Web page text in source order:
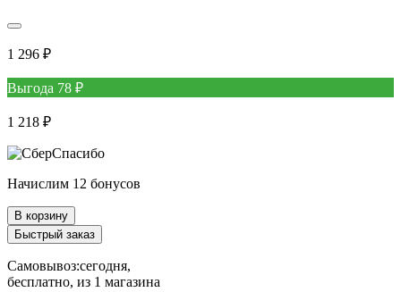
1 296 ₽
Выгода 78 ₽
1 218 ₽
Начислим 12 бонусов
В корзину
Быстрый заказ
Самовывоз:сегодня,
бесплатно, из 1 магазина